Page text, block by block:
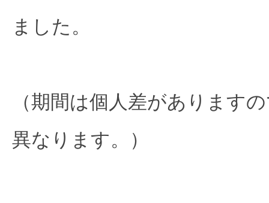
ました。
（期間は個人差があります
異なります。）